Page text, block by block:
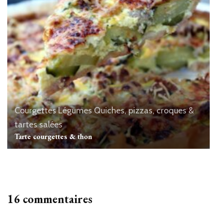
CourgettesLégumes Quiches, pizzas, croques &
tartes salées
Tarte courgettes & thon
16 commentaires